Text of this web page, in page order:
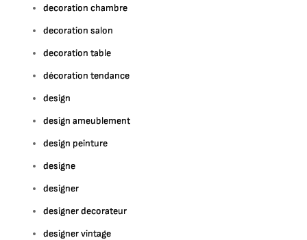
decoration chambre
decoration salon
decoration table
décoration tendance
design
design ameublement
design peinture
designe
designer
designer decorateur
designer vintage